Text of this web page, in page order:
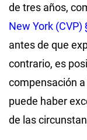
de tres años,
New York (CVP)
antes de que
contrario, es
compensación
puede haber
de las